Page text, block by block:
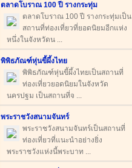
ตลาดโบราณ 100 ปี รางกระทุ่ม
ตลาดโบราณ 100 ปี รางกระทุ่มเป็น
สถานที่ท่องเที่ยวที่ยอดนิยมอีกแห่ง
หนึ่งในจังหวัดน ...
พิพิธภัณฑ์หุ่นขี้ผึ้งไทย
พิพิธภัณฑ์หุ่นขี้ผึ้งไทยเป็นสถานที่
ท่องเที่ยวยอดนิยมในจังหวัด
นครปฐม เป็นสถานที่จ ...
พระราชวังสนามจันทร์
พระราชวังสนามจันทร์เป็นสถานที่
ท่องเที่ยวที่แนะนำอย่างยิ่ง
พระราชวังแห่งนี้พระบาท ...